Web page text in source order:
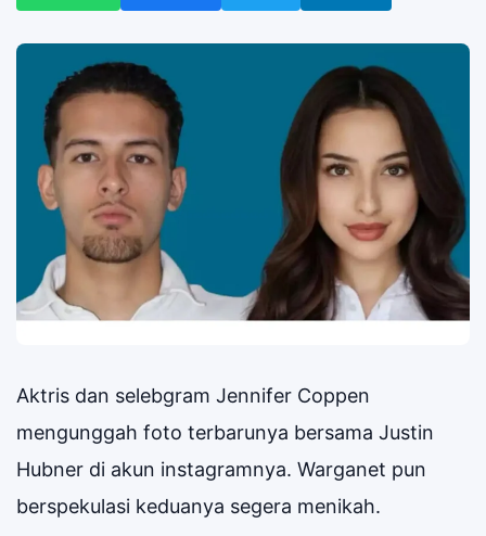
Aktris dan selebgram Jennifer Coppen
mengunggah foto terbarunya bersama Justin
Hubner di akun instagramnya. Warganet pun
berspekulasi keduanya segera menikah.